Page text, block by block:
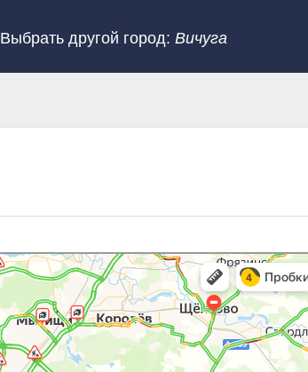
Выбрать другой город: Вичуга